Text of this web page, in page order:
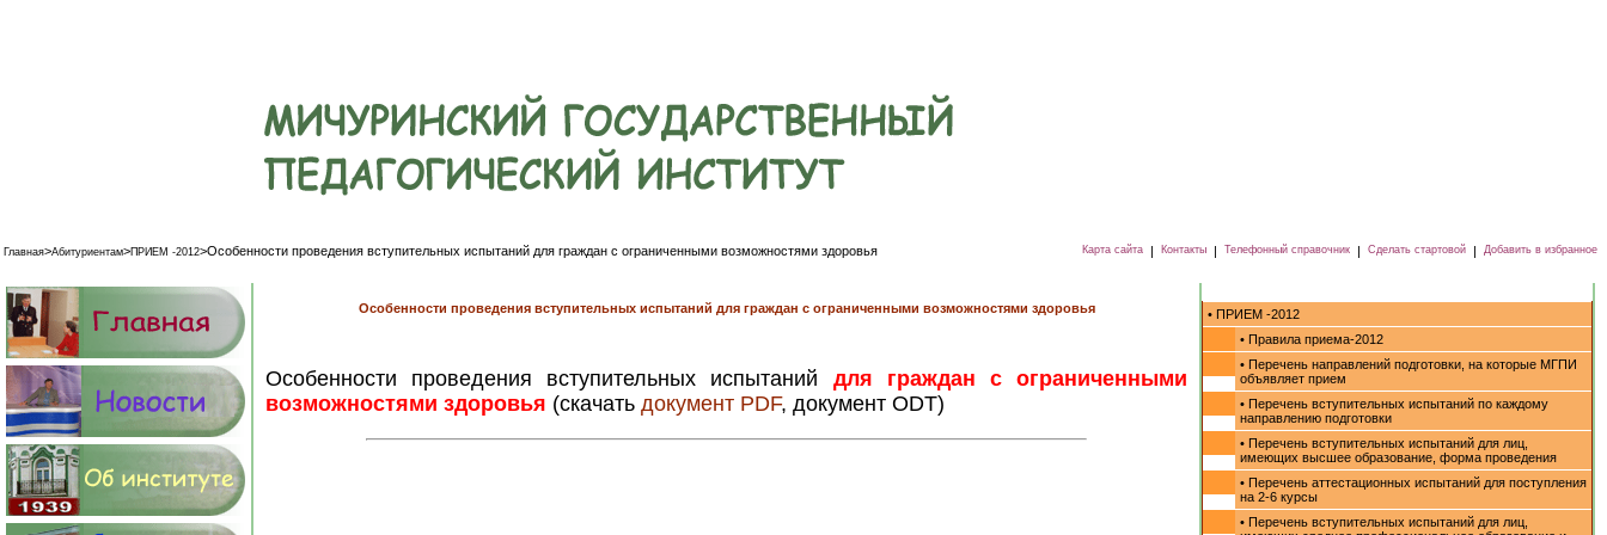
Главная>Абитуриентам>ПРИЕМ -2012>Особенности проведения вступительных испытаний для граждан с ограниченными возможностями здоровья Карта сайта | Контакты | Телефонный справочник | Сделать стартовой | Добавить в избранное
Особенности проведения вступительных испытаний для граждан с ограниченными возможностями здоровья
Особенности проведения вступительных испытаний для граждан с ограниченными
возможностями здоровья (скачать документ PDF, документ ODT)
• ПРИЕМ -2012
• Правила приема-2012
• Перечень направлений подготовки, на которые МГПИ
объявляет прием
• Перечень вступительных испытаний по каждому
направлению подготовки
• Перечень вступительных испытаний для лиц,
имеющих высшее образование, форма проведения
• Перечень аттестационных испытаний для поступления
на 2-6 курсы
• Перечень вступительных испытаний для лиц,